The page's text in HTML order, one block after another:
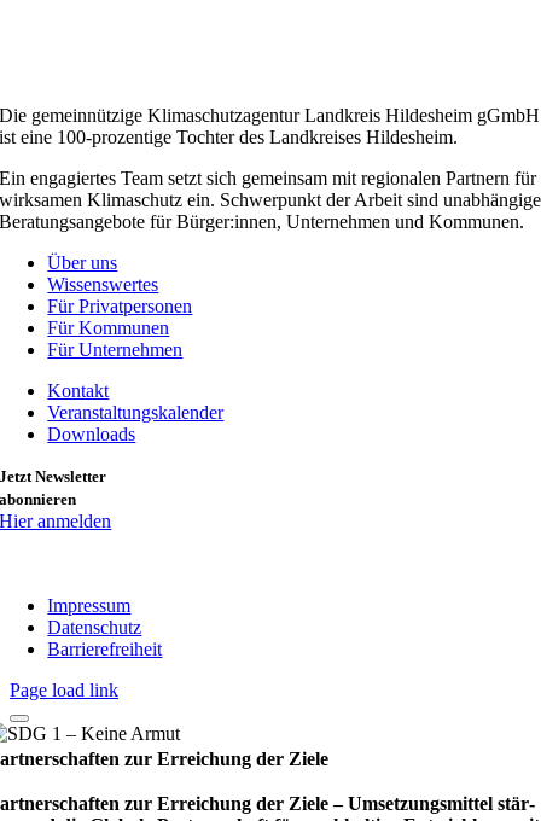
Die gemeinnützige Klimaschutzagentur Landkreis Hildesheim gGmbH
ist eine 100-prozentige Tochter des Landkreises Hildesheim.
Ein engagiertes Team setzt sich gemeinsam mit regionalen Partnern für
wirksamen Klimaschutz ein. Schwerpunkt der Arbeit sind unabhängige
Beratungsangebote für Bürger:innen, Unternehmen und Kommunen.
Über uns
Wissenswertes
Für Privatpersonen
Für Kommunen
Für Unternehmen
Kontakt
Veranstaltungskalender
Downloads
Jetzt Newsletter
abonnieren
Hier anmelden
Impressum
Datenschutz
Barrierefreiheit
Page load link
zur Erreichung der Ziele
zur Erreichung der Ziele – Umset­zungs­mit­tel stär­